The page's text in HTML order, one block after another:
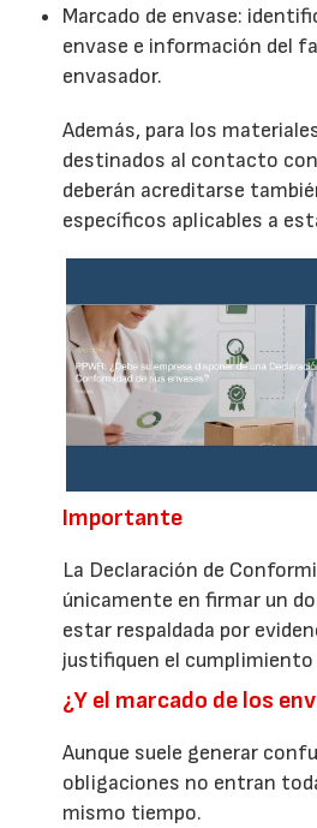
Marcado de envase:
envase e información del
envasador.
Además, para los
destinados al contacto
deberán acreditarse
específicos aplicables a
Importante
La Declaración de
únicamente en firmar un
estar respaldada por
justifiquen el cumplimiento
¿Y el marcado de los
Aunque suele generar
obligaciones no entran
mismo tiempo.